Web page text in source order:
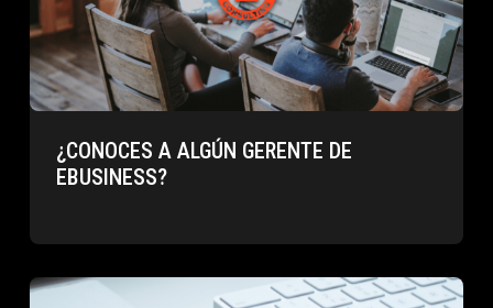
¿CONOCES A ALGÚN GERENTE DE
EBUSINESS?